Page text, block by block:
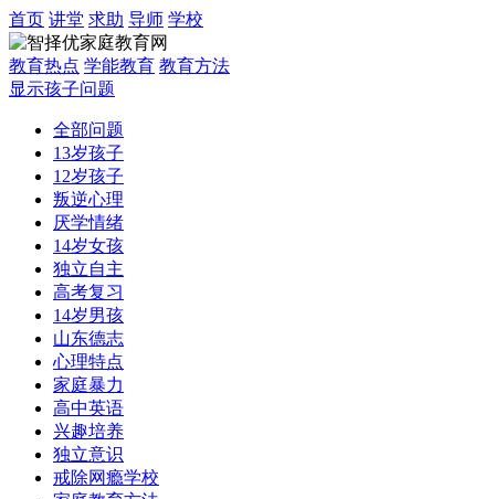
首页 讲堂 求助 导师 学校
教育热点 学能教育 教育方法
显示孩子问题
全部问题
13岁孩子
12岁孩子
叛逆心理
厌学情绪
14岁女孩
独立自主
高考复习
14岁男孩
山东德志
心理特点
家庭暴力
高中英语
兴趣培养
独立意识
戒除网瘾学校